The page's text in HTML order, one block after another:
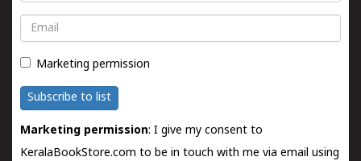
Email
Marketing permission
Subscribe to list
Marketing permission: I give my consent to
KeralaBookStore.com to be in touch with me via email using